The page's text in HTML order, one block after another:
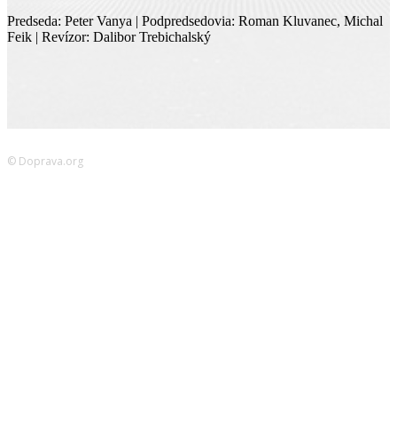
Predseda: Peter Vanya | Podpredsedovia: Roman Kluvanec, Michal
Feik | Revízor: Dalibor Trebichalský
© Doprava.org